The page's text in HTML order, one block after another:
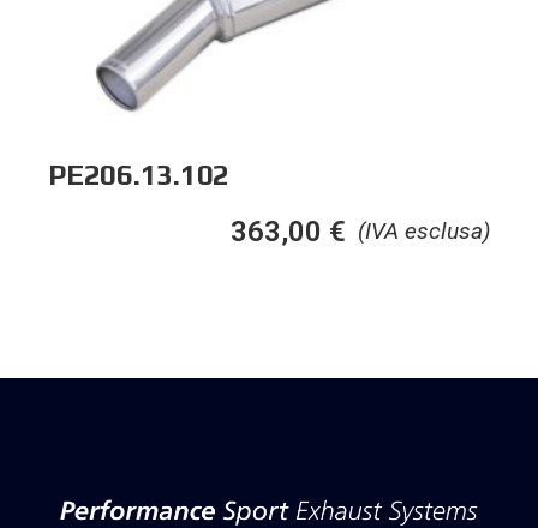
PE206.13.102
(IVA esclusa)
363,00 €